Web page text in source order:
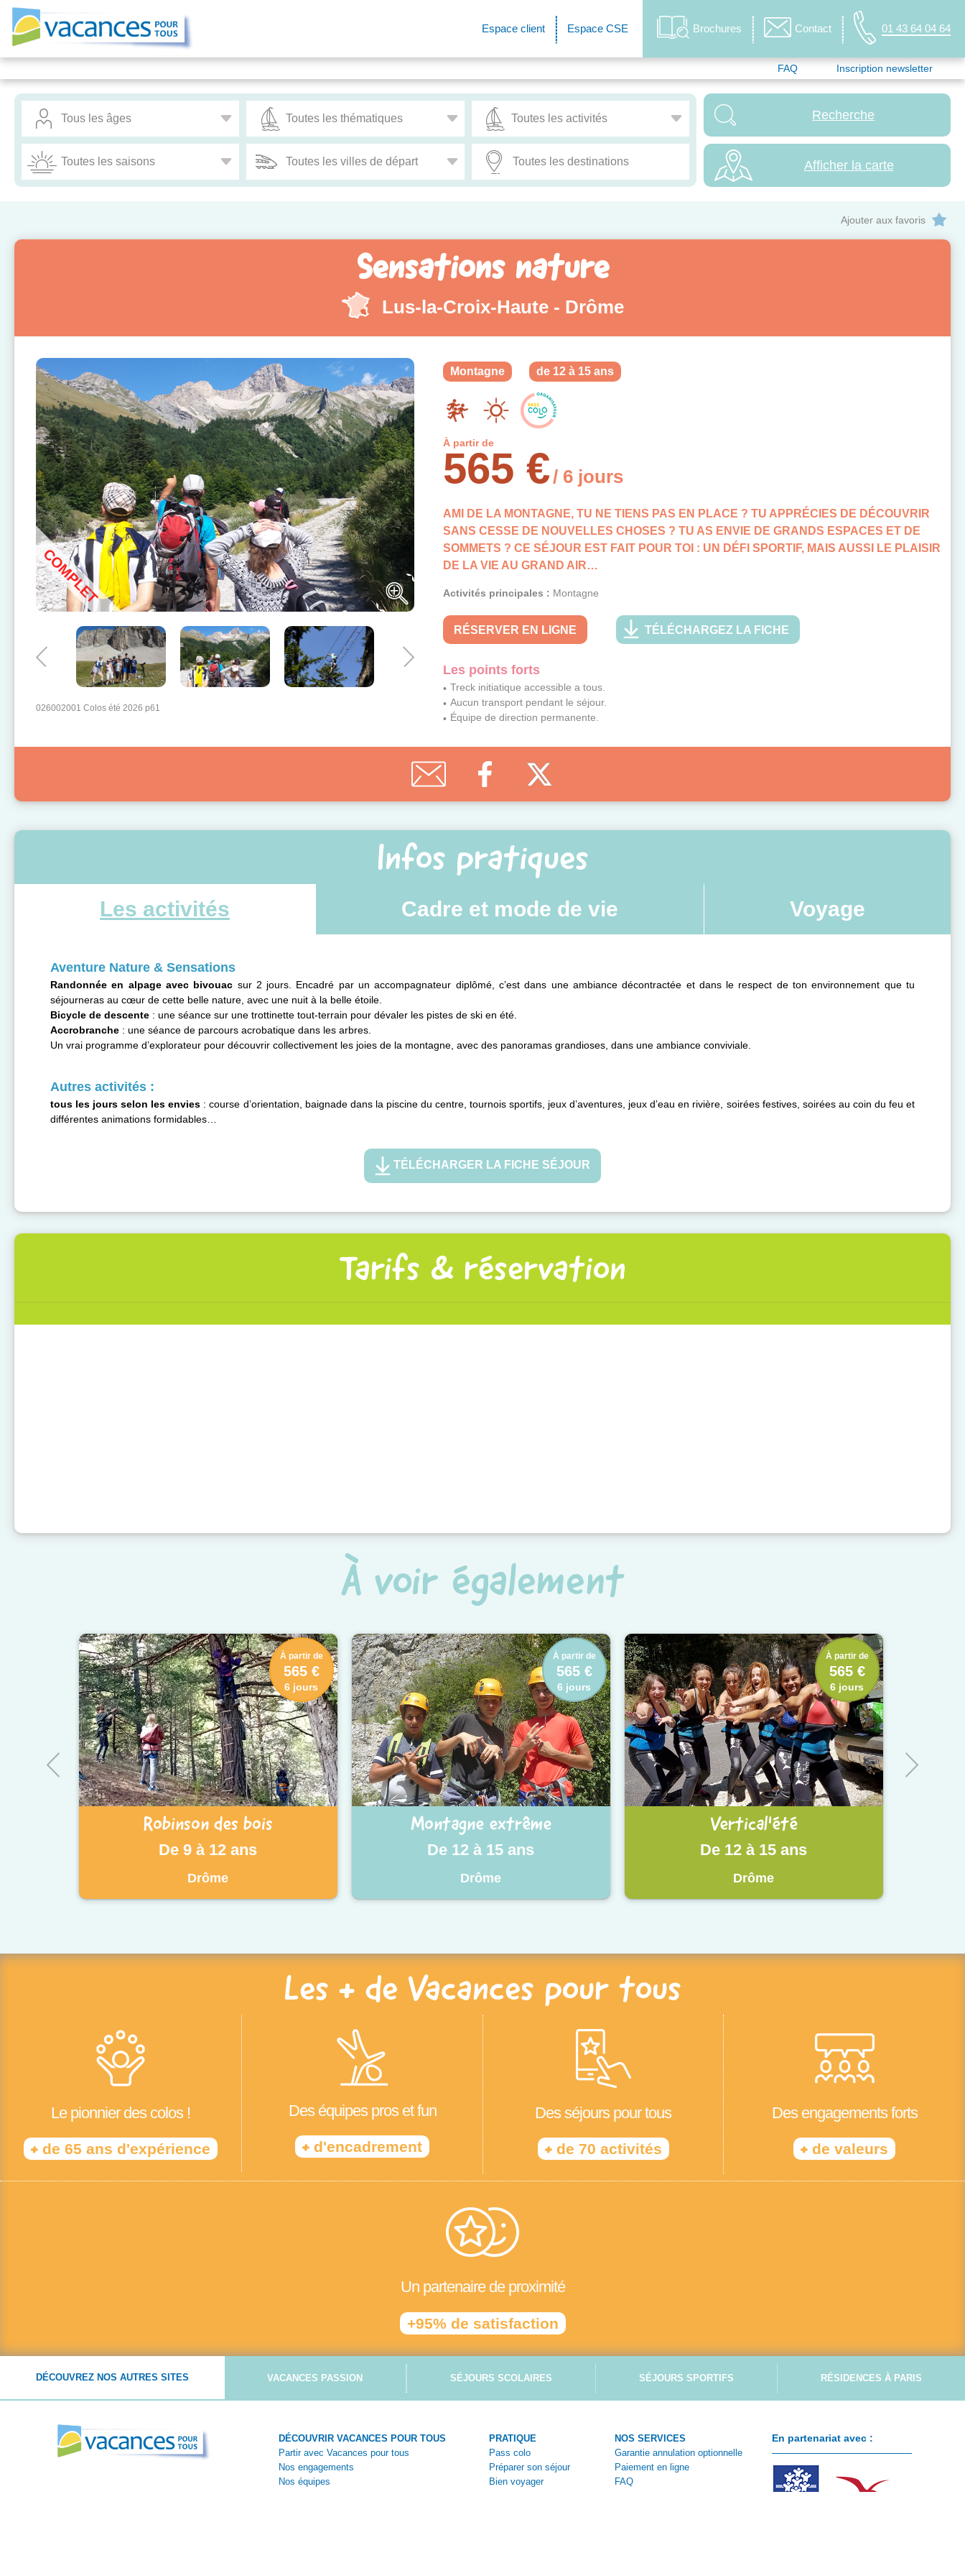
Espace client Espace CSE Brochures Contact 01 43 64 04 64
FAQ Inscription newsletter
Afficher la carte
Ajouter aux favoris
Sensations nature
Lus-la-Croix-Haute - Drôme
COMPLET
026002001 Colos été 2026 p61
Montagne de 12 à 15 ans
À partir de
565 €/ 6 jours
AMI DE LA MONTAGNE, TU NE TIENS PAS EN PLACE ? TU APPRÉCIES DE DÉCOUVRIR
SANS CESSE DE NOUVELLES CHOSES ? TU AS ENVIE DE GRANDS ESPACES ET DE
SOMMETS ? CE SÉJOUR EST FAIT POUR TOI : UN DÉFI SPORTIF, MAIS AUSSI LE PLAISIR
DE LA VIE AU GRAND AIR…
Activités principales : Montagne
RÉSERVER EN LIGNE TÉLÉCHARGEZ LA FICHE
Les points forts
Treck initiatique accessible a tous.
Aucun transport pendant le séjour.
Équipe de direction permanente.
Infos pratiques
Les activités Cadre et mode de vie Voyage
Aventure Nature & Sensations
Randonnée en alpage avec bivouac sur 2 jours. Encadré par un accompagnateur diplômé, c’est dans une ambiance décontractée et dans le respect de ton environnement que tu
séjourneras au cœur de cette belle nature, avec une nuit à la belle étoile.
Bicycle de descente : une séance sur une trottinette tout-terrain pour dévaler les pistes de ski en été.
Accrobranche : une séance de parcours acrobatique dans les arbres.
Un vrai programme d’explorateur pour découvrir collectivement les joies de la montagne, avec des panoramas grandioses, dans une ambiance conviviale.
Autres activités :
tous les jours selon les envies : course d’orientation, baignade dans la piscine du centre, tournois sportifs, jeux d’aventures, jeux d’eau en rivière, soirées festives, soirées au coin du feu et
différentes animations formidables…
TÉLÉCHARGER LA FICHE SÉJOUR
Tarifs & réservation
À voir également
Robinson des bois
De 9 à 12 ans
Drôme
À partir de
565 €
6 jours
Montagne extrême
De 12 à 15 ans
Drôme
À partir de
565 €
6 jours
Vertical'été
De 12 à 15 ans
Drôme
À partir de
565 €
6 jours
Les + de Vacances pour tous
Le pionnier des colos !
+ de 65 ans d'expérience
Des équipes pros et fun
+ d'encadrement
Des séjours pour tous
+de 70 activités
Des engagements forts
+ de valeurs
Un partenaire de proximité
+95% de satisfaction
DÉCOUVREZ NOS AUTRES SITES VACANCES PASSION SÉJOURS SCOLAIRES SÉJOURS SPORTIFS RÉSIDENCES À PARIS
DÉCOUVRIR VACANCES POUR TOUS
Partir avec Vacances pour tous
Nos engagements
Nos équipes
PRATIQUE
Pass colo
Préparer son séjour
Bien voyager
NOS SERVICES
Garantie annulation optionnelle
Paiement en ligne
FAQ
En partenariat avec :